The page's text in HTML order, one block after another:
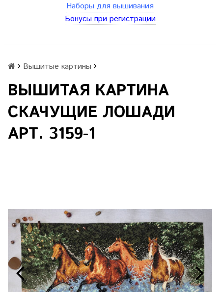
Наборы для вышивания
Бонусы при регистрации
Вышитые картины
ВЫШИТАЯ КАРТИНА
СКАЧУЩИЕ ЛОШАДИ
АРТ. 3159-1